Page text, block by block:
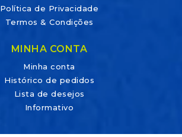
Política de Privacidade
Termos & Condições
MINHA CONTA
Minha conta
Histórico de pedidos
Lista de desejos
Informativo